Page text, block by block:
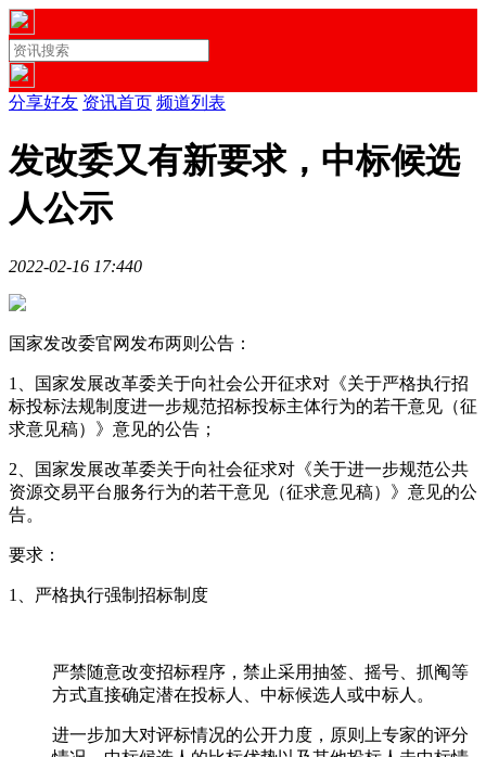
分享好友 资讯首页 频道列表
发改委又有新要求，中标候选
人公示
2022-02-16 17:440
国家发改委官网发布两则公告：
1、国家发展改革委关于向社会公开征求对《关于严格执行招
标投标法规制度进一步规范招标投标主体行为的若干意见（征
求意见稿）》意见的公告；
2、国家发展改革委关于向社会征求对《关于进一步规范公共
资源交易平台服务行为的若干意见（征求意见稿）》意见的公
告。
要求：
1、严格执行强制招标制度
严禁随意改变招标程序，禁止采用抽签、摇号、抓阄等
方式直接确定潜在投标人、中标候选人或中标人。
进一步加大对评标情况的公开力度，原则上专家的评分